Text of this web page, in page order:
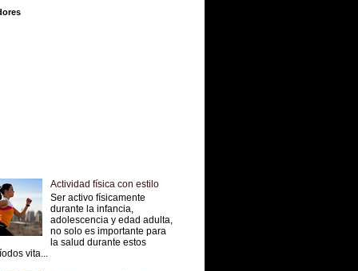
Actividad física con estilo
Ser activo físicamente
durante la infancia,
adolescencia y edad adulta,
no solo es importante para
la salud durante estos
vita...